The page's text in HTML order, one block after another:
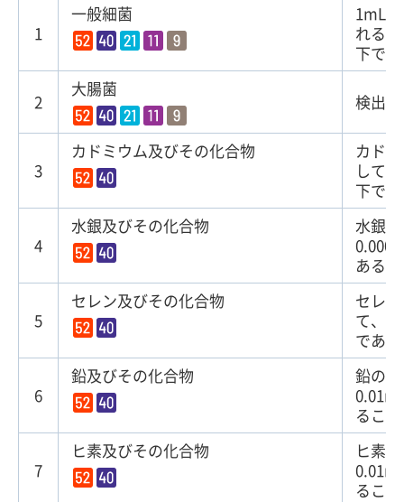
1
一般細菌
1mL
れる
下で
2
大腸菌
検出
3
カドミウム及びその化合物
カド
して、
下で
4
水銀及びその化合物
水銀
ある
5
セレン及びその化合物
セレ
て、
であ
6
鉛及びその化合物
鉛の
ること
7
ヒ素及びその化合物
ヒ素
ること